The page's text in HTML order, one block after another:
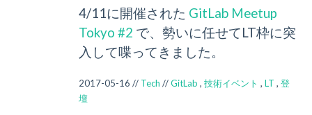
4/11に開催された GitLab Meetup
Tokyo #2 で、勢いに任せてLT枠に突
入して喋ってきました。
2017-05-16 // Tech //GitLab , 技術イベント , LT , 登
壇